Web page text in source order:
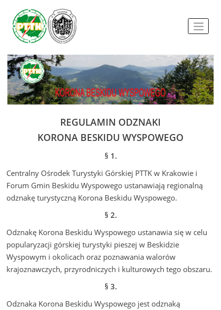
REGULAMIN ODZNAKI
KORONA BESKIDU WYSPOWEGO
§ 1.
Centralny Ośrodek Turystyki Górskiej PTTK w Krakowie i
Forum Gmin Beskidu Wyspowego ustanawiają regionalną
odznakę turystyczną Korona Beskidu Wyspowego.
§ 2.
Odznakę Korona Beskidu Wyspowego ustanawia się w celu
popularyzacji górskiej turystyki pieszej w Beskidzie
Wyspowym i okolicach oraz poznawania walorów
krajoznawczych, przyrodniczych i kulturowych tego obszaru.
§ 3.
Odznaka Korona Beskidu Wyspowego jest odznaką